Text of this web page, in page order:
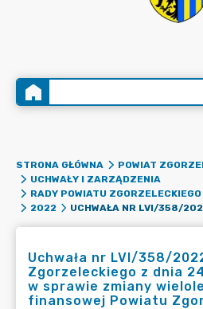
STRONA GŁÓWNA
POWIAT
UCHWAŁY I ZARZĄDZENIA
RADY POWIATU ZGORZELECKIEGO
2022
Uchwała nr LVI/358/
Zgorzeleckiego z dnia
w sprawie zmiany
finansowej Powiatu